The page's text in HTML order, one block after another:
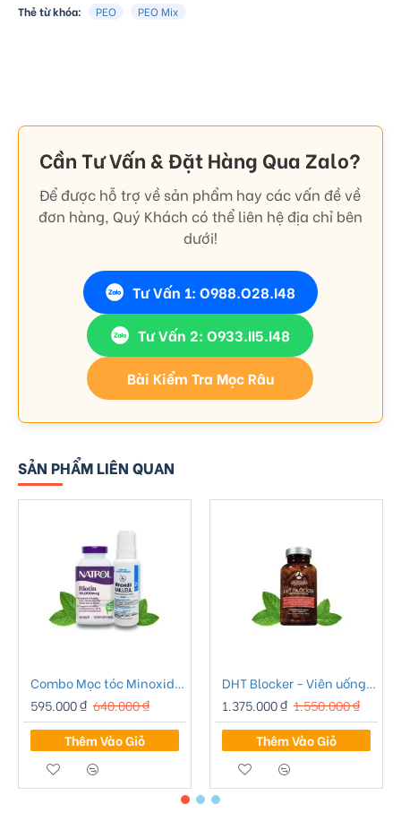
Thẻ từ khóa: PEO PEO Mix
Cần Tư Vấn & Đặt Hàng Qua Zalo?
Để được hỗ trợ về sản phẩm hay các vấn đề về
đơn hàng, Quý Khách có thể liên hệ địa chỉ bên
dưới!
Tư Vấn 1: O988.O28.I48
Tư Vấn 2: O933.II5.I48
Bài Kiểm Tra Mọc Râu
SẢN PHẨM LIÊN QUAN
Combo Mọc tóc Minoxidil 2% Bailleul Pháp - 01
595.000 ₫ 640.000 ₫
Thêm Vào Giỏ
DHT Blocker - Viên uống chống rụng tóc Advanced Trichology DHT Blocker
1.375.000 ₫ 1.550.000 ₫
Thêm Vào Giỏ